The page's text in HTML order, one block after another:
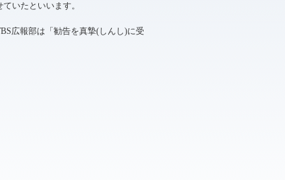
いたといいます。
広報部は「勧告を真摯(しんし)に受